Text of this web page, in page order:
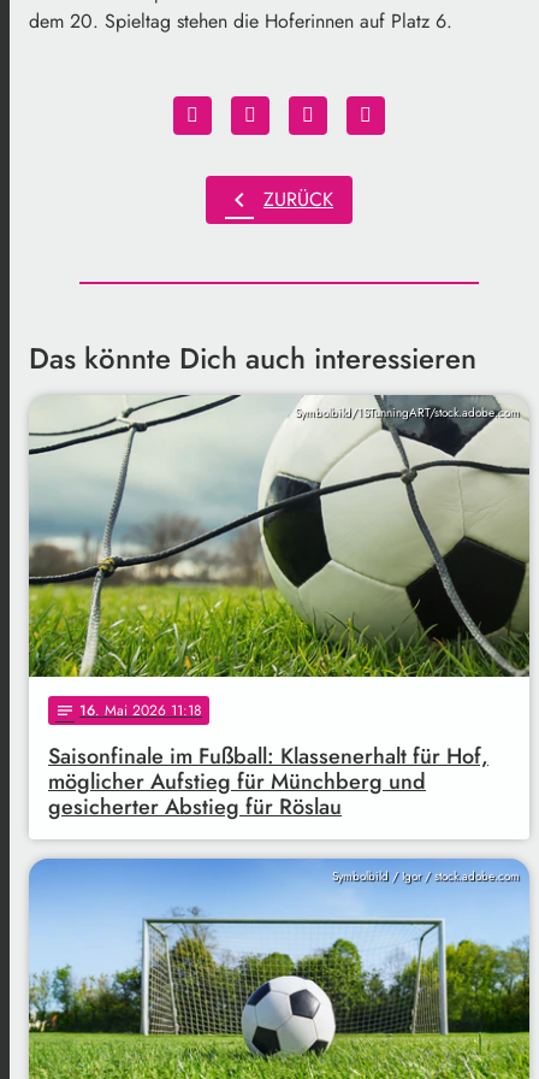
dem 20. Spieltag stehen die Hoferinnen auf Platz 6.
chevron_left ZURÜCK
Das könnte Dich auch interessieren
Symbolbild/1STunningART/stock.adobe.com
notes 16. Mai 2026 11:18
Saisonfinale im Fußball: Klassenerhalt für Hof,
möglicher Aufstieg für Münchberg und
gesicherter Abstieg für Röslau
Symbolbild / Igor / stock.adobe.com